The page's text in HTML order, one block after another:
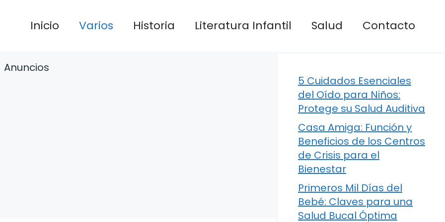
Inicio Varios Historia Literatura Infantil Salud Contacto
Anuncios
5 Cuidados Esenciales
del Oído para Niños:
Protege su Salud Auditiva
Casa Amiga: Función y
Beneficios de los Centros
de Crisis para el
Bienestar
Primeros Mil Días del
Bebé: Claves para una
Salud Bucal Óptima